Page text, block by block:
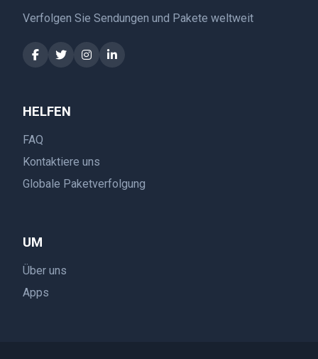
Verfolgen Sie Sendungen und Pakete weltweit
HELFEN
FAQ
Kontaktiere uns
Globale Paketverfolgung
UM
Über uns
Apps